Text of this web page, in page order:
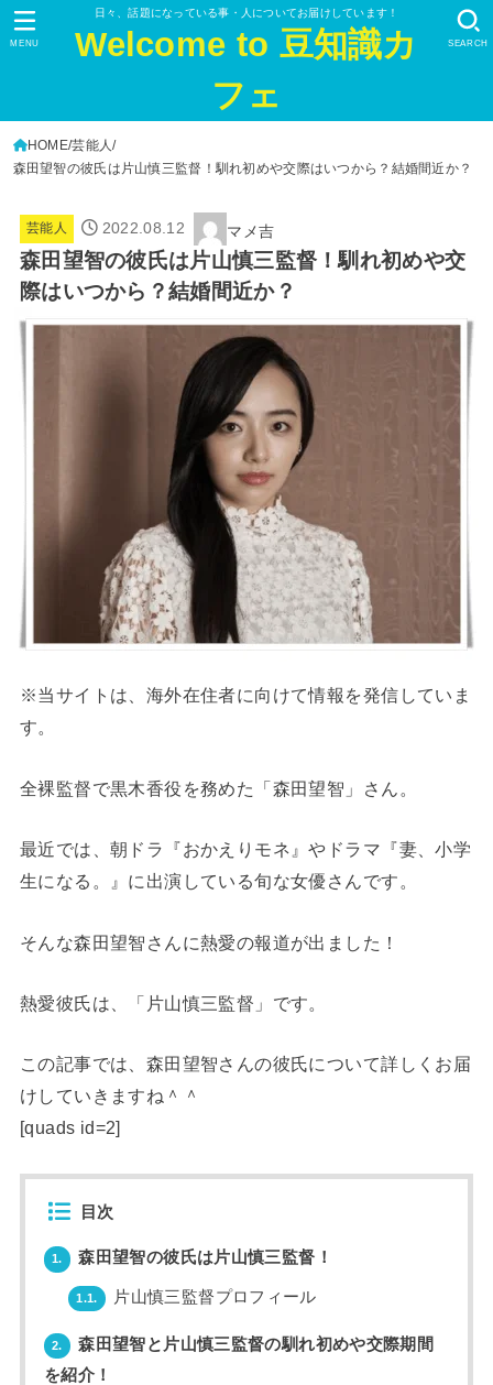
日々、話題になっている事・人についてお届けしています！
Welcome to 豆知識カ
フェ
SEARCH
MENU
HOME 芸能人
森田望智の彼氏は片山慎三監督！馴れ初めや交際はいつから？結婚間近か？
芸能人 2022.08.12 マメ吉
森田望智の彼氏は片山慎三監督！馴れ初めや交
際はいつから？結婚間近か？
※当サイトは、海外在住者に向けて情報を発信していま
す。
全裸監督で黒木香役を務めた「森田望智」さん。
最近では、朝ドラ『おかえりモネ』やドラマ『妻、小学
生になる。』に出演している旬な女優さんです。
そんな森田望智さんに熱愛の報道が出ました！
熱愛彼氏は、「片山慎三監督」です。
この記事では、森田望智さんの彼氏について詳しくお届
けしていきますね＾＾
[quads id=2]
目次
1. 森田望智の彼氏は片山慎三監督！
1.1. 片山慎三監督プロフィール
2.
森田望智と片山慎三監督の馴れ初めや交際期間
を紹介！